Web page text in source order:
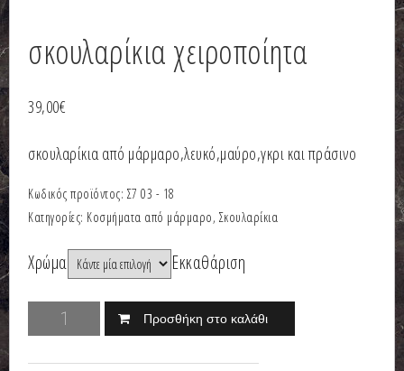
σκουλαρίκια χειροποίητα
39,00€
σκουλαρίκια από μάρμαρο,λευκό,μαύρο,γκρι και πράσινο
Κωδικός προϊόντος: Σ7 03 - 18
Κατηγορίες: Κοσμήματα από μάρμαρο, Σκουλαρίκια
Χρώμα Εκκαθάριση
Προσθήκη στο καλάθι